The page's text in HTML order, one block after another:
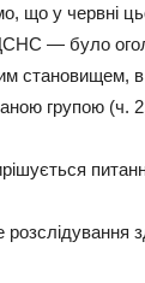
що у червні
— було
становищем, в
групою (ч.
розслідування